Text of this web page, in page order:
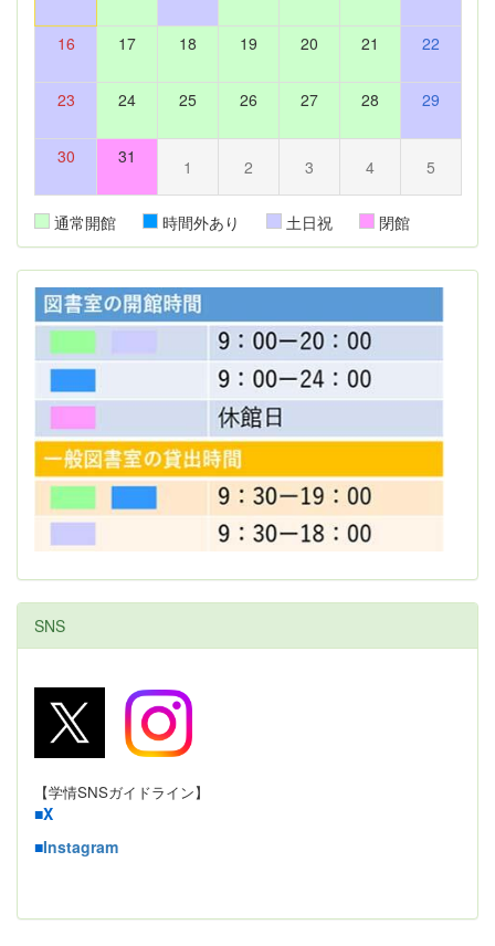
16 17 18 19 20 21 22
23 24 25 26 27 28 29
30 31 1 2 3 4 5
通常開館 時間外あり 土日祝 閉館
SNS
【学情SNSガイドライン】
■X
■Instagram